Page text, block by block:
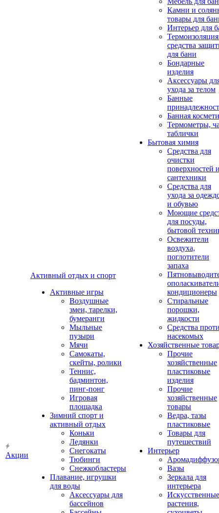
Акции
Активный отдых и спорт
Активные игры
Воздушные
змеи, тарелки,
бумеранги
Мыльные
пузыри
Мячи
Самокаты,
скейты, ролики
Теннис,
бадминтон,
пинг-понг
Игровая
площадка
Зимний спорт и
активный отдых
Коньки
Ледянки
Снегокаты
Тюбинги
Снежкобластеры
Плавание, игрушки
для воды
Аксессуары для
бассейнов
Камни и
товары для
Интерьер для
средства
для бани
Бондарные
изделия
Аксеcсуары
ухода за телом
Банные
Банная
Термометры,
таблички
Бытовая химия
Средства для
очистки
поверхностей
сантехники
Средства для
ухода за
и обувью
Моющие
для посуды,
бытовой
Освежители
воздуха,
поглотители
запаха
кондиционеры
Стиральные
порошки,
жидкости
Средства
насекомых
Хозяйственные
Прочие
хозяйственные
пластиковые
изделия
Прочие
хозяйственные
товары
Ведра, тазы
пластиковые
Товары для
путешествий
Интерьер
Вазы
Зеркала для
интерьера
Искусственные
растения,